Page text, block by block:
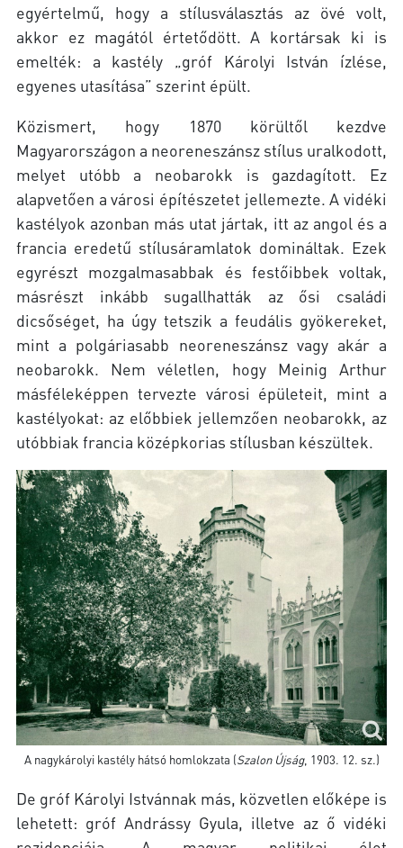
egyértelmű, hogy a stílusválasztás az övé volt,
akkor ez magától értetődött. A kortársak ki is
emelték: a kastély „gróf Károlyi István ízlése,
egyenes utasítása” szerint épült.
Közismert, hogy 1870 körültől kezdve
Magyarországon a neoreneszánsz stílus uralkodott,
melyet utóbb a neobarokk is gazdagított. Ez
alapvetően a városi építészetet jellemezte. A vidéki
kastélyok azonban más utat jártak, itt az angol és a
francia eredetű stílusáramlatok domináltak. Ezek
egyrészt mozgalmasabbak és festőibbek voltak,
másrészt inkább sugallhatták az ősi családi
dicsőséget, ha úgy tetszik a feudális gyökereket,
mint a polgáriasabb neoreneszánsz vagy akár a
neobarokk. Nem véletlen, hogy Meinig Arthur
másféleképpen tervezte városi épületeit, mint a
kastélyokat: az előbbiek jellemzően neobarokk, az
utóbbiak francia középkorias stílusban készültek.
A nagykárolyi kastély hátsó homlokzata (Szalon Újság, 1903. 12. sz.)
De gróf Károlyi Istvánnak más, közvetlen előképe is
lehetett: gróf Andrássy Gyula, illetve az ő vidéki